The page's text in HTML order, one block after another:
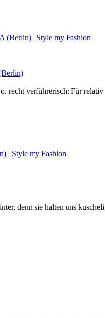
recht verführerisch: Für
denn sie halten uns